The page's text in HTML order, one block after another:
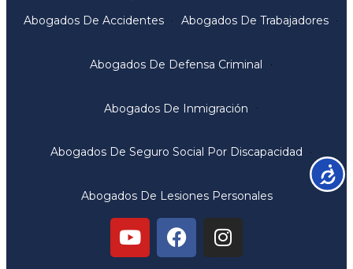
Abogados De Accidentes Abogados De Trabajadores
Abogados De Defensa Criminal
Abogados De Inmigración
Abogados De Seguro Social Por Discapacidad
Abogados De Lesiones Personales